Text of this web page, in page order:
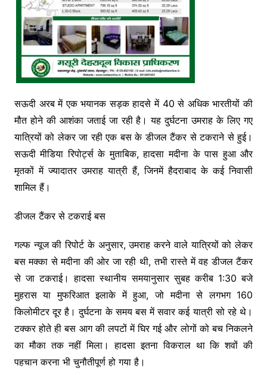
सऊदी अरब में एक भयानक सड़क हादसे में 40 से अधिक भारतीयों की
मौत होने की आशंका जताई जा रही है। यह दुर्घटना उमराह के लिए गए
यात्रियों को लेकर जा रही एक बस के डीजल टैंकर से टकराने से हुई।
सऊदी मीडिया रिपोर्ट्स के मुताबिक, हादसा मदीना के पास हुआ और
मृतकों में ज्यादातर उमराह यात्री हैं, जिनमें हैदराबाद के कई निवासी
शामिल हैं।
डीजल टैंकर से टकराई बस
गल्फ न्यूज की रिपोर्ट के अनुसार, उमराह करने वाले यात्रियों को लेकर
बस मक्का से मदीना की ओर जा रही थी, तभी रास्ते में वह डीजल टैंकर
से जा टकराई। हादसा स्थानीय समयानुसार सुबह करीब 1:30 बजे
मुहरास या मुफरिआत इलाके में हुआ, जो मदीना से लगभग 160
किलोमीटर दूर है। दुर्घटना के समय बस में सवार कई यात्री सो रहे थे।
टक्कर होते ही बस आग की लपटों में घिर गई और लोगों को बच निकलने
का मौका तक नहीं मिला। हादसा इतना विकराल था कि शवों की
पहचान करना भी चुनौतीपूर्ण हो गया है।